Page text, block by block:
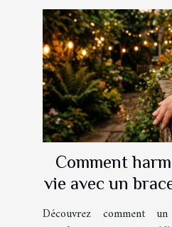
Comment
vie avec un
Découvrez comment